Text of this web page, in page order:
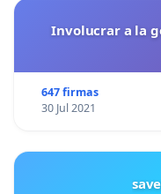
Involucrar a la
647 firmas
30 Jul 2021